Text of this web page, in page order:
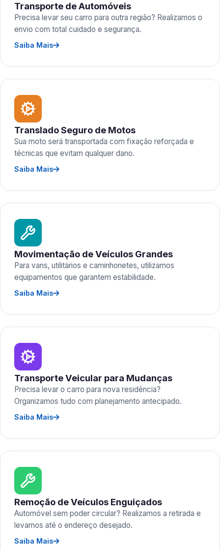
Transporte de Automóveis
Precisa levar seu carro para outra região? Realizamos o
envio com total cuidado e segurança.
Saiba Mais
Translado Seguro de Motos
Sua moto será transportada com fixação reforçada e
técnicas que evitam qualquer dano.
Saiba Mais
Movimentação de Veículos Grandes
Para vans, utilitários e caminhonetes, utilizamos
equipamentos que garantem estabilidade.
Saiba Mais
Transporte Veicular para Mudanças
Precisa levar o carro para nova residência?
Organizamos tudo com planejamento antecipado.
Saiba Mais
Remoção de Veículos Enguiçados
Automóvel sem poder circular? Realizamos a retirada e
levamos até o endereço desejado.
Saiba Mais